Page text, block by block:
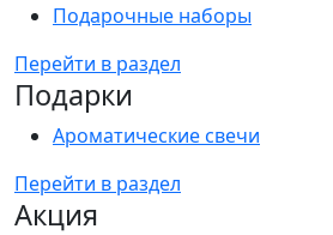
Подарочные наборы
Перейти в раздел
Подарки
Ароматические свечи
Перейти в раздел
Акция